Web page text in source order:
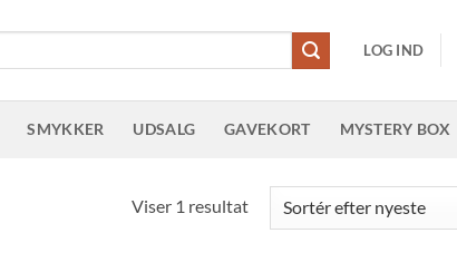
LOG IND
SMYKKER UDSALG GAVEKORT MYSTERY BOX
Viser 1 resultat